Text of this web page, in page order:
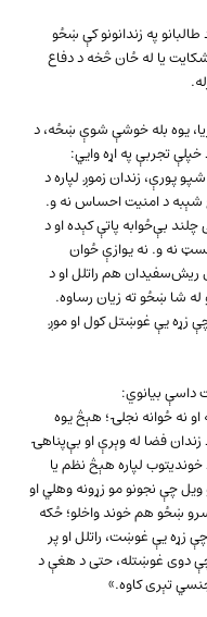
په زندانونو کې ښځو
یا له ځان څخه د دفاع
یوه بله خوشې شوې ښځه، د
خپلې تجربې په اړه وايي:
پورې، زندان زموږ لپاره د
شېبه د امنیت احساس نه و.
هر ناسم او ځوروونکی چلند بې‌ځوابه پاتې کېده او د
نه و. نه یوازې ځوان
طالبان، حتی د هغوی ریش‌سفیدان هم راتلل او د
له شا ښځو ته زیان رساوه.
زړه یې غوښتل کول او موږ
داسې بیانوي:
ښځه او نه ځوانه نجلۍ؛ هېڅ یوه
خوندي نه وه. شپې د زندان فضا له وېرې او بې‌پناهۍ
لپاره هېڅ نظم یا
چې نجونو مو زړونه وهلي او
له زړو او سپین‌سرو ښځو هم خوند واخلو؛ ځکه
زړه یې غوښت، راتلل او پر
دوی غوښتله، حتی د هغې د